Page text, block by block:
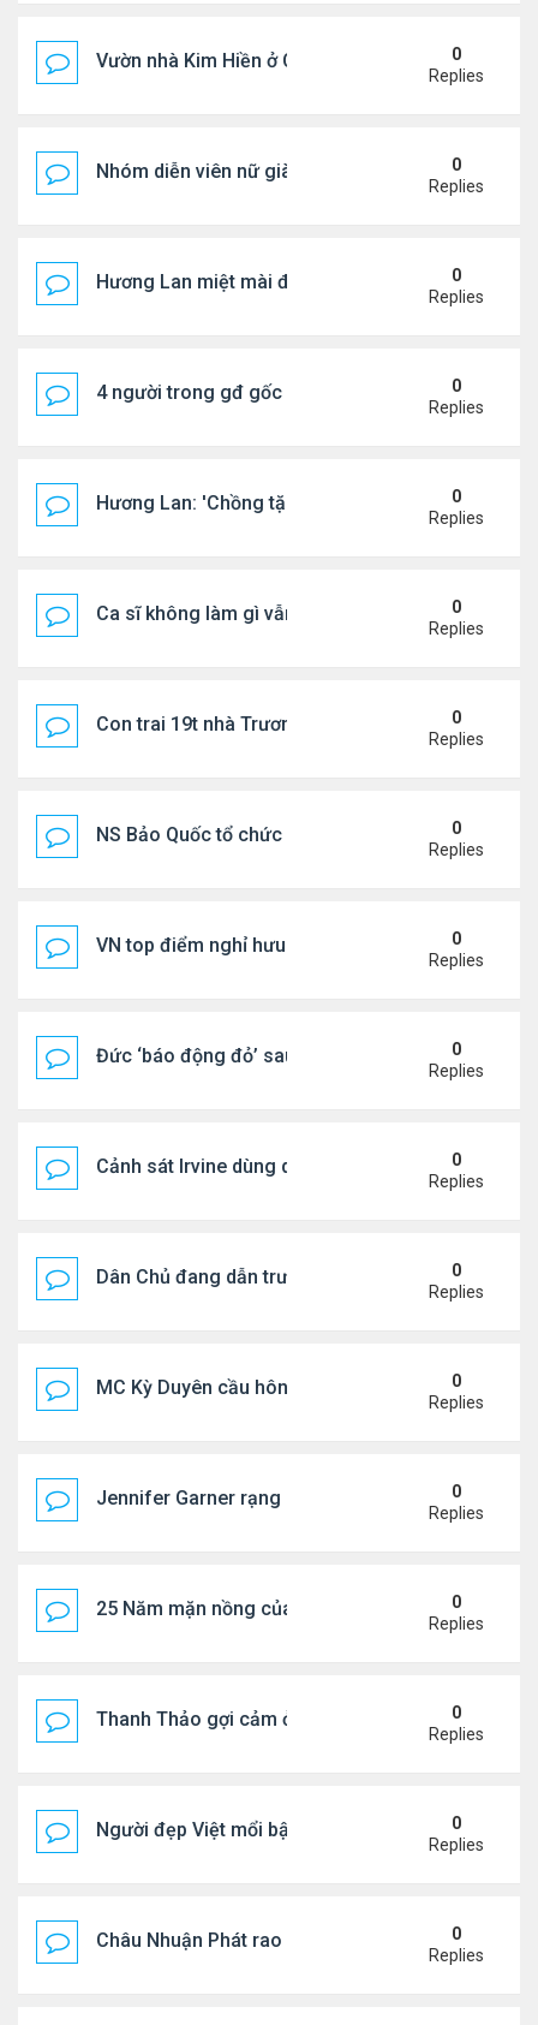
Vườn nhà Kim Hiền ở California
0
Replies
Nhóm diễn viên nữ giàu nhất thế giới
0
Replies
Hương Lan miệt mài đi hát ở tuổi 70
0
Replies
4 người trong gđ gốc Việt thiệt mạng vì tai nạn xe
0
Replies
Hương Lan: 'Chồng tặng tôi khu vườn tình yêu'
0
Replies
Ca sĩ không làm gì vẫn kiếm được 400 triệu đồng/
0
Replies
Con trai 19t nhà Trương Bá Chi - Tạ Đình Phong
0
Replies
NS Bảo Quốc tổ chức sn cho bà xã
0
Replies
VN top điểm nghỉ hưu lý tưởng cho người Mỹ
0
Replies
Đức ‘báo động đỏ’ sau vụ phát hiện UAV mang
0
Replies
Cảnh sát Irvine dùng drone bắt kẻ trộm trong
0
Replies
Dân Chủ đang dẫn trước Cộng Hòa trong các
0
Replies
MC Kỳ Duyên cầu hôn lại chồng cũ
0
Replies
Jennifer Garner rạng rỡ bên bạn trai kém 6 tuổi
0
Replies
25 Năm mặn nồng của 'Điệp viên 007'
0
Replies
Thanh Thảo gợi cảm ở tuổi 49
0
Replies
Người đẹp Việt mổi bật giữa dàn sao châu Á
0
Replies
Châu Nhuận Phát rao bán tài sản
0
Replies